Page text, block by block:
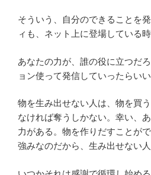
そういう、自分のできることを
ィも、ネット上に登場している時
あなたの力が、誰の役に立つだ
ョン使って発信していったらい
物を生み出せない人は、物を買
なければ奪うしかない。幸い、
力がある。物を作りだすことが
強みなのだから、生み出せない